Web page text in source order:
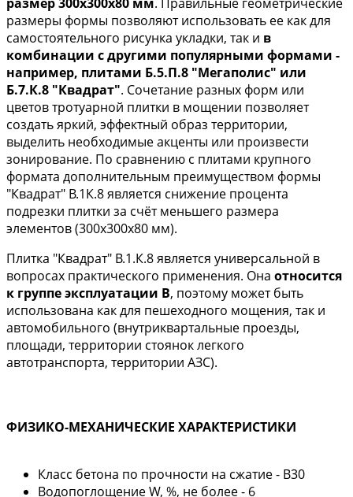
размеры формы позволяют использовать ее как для
самостоятельного рисунка укладки, так и в
комбинации с другими популярными формами -
например, плитами Б.5.П.8 "Мегаполис" или
Б.7.К.8 "Квадрат". Сочетание разных форм или
цветов тротуарной плитки в мощении позволяет
создать яркий, эффектный образ территории,
выделить необходимые акценты или произвести
зонирование. По сравнению с плитами крупного
формата дополнительным преимуществом формы
"Квадрат" В.1К.8 является снижение процента
подрезки плитки за счёт меньшего размера
элементов (300х300х80 мм).
Плитка "Квадрат" В.1.К.8 является универсальной в
вопросах практического применения. Она относится
к группе эксплуатации В, поэтому может быть
использована как для пешеходного мощения, так и
автомобильного (внутриквартальные проезды,
площади, территории стоянок легкого
автотранспорта, территории АЗС).
ФИЗИКО-МЕХАНИЧЕСКИЕ ХАРАКТЕРИСТИКИ
Класс бетона по прочности на сжатие - В30
Водопоглощение W, %, не более - 6